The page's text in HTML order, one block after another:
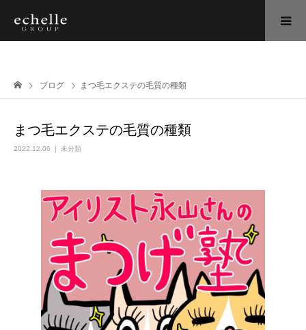
ブログ まつ毛エクステの毛質の種類
まつ毛エクステの毛質の種類
2022.12.06 未分類